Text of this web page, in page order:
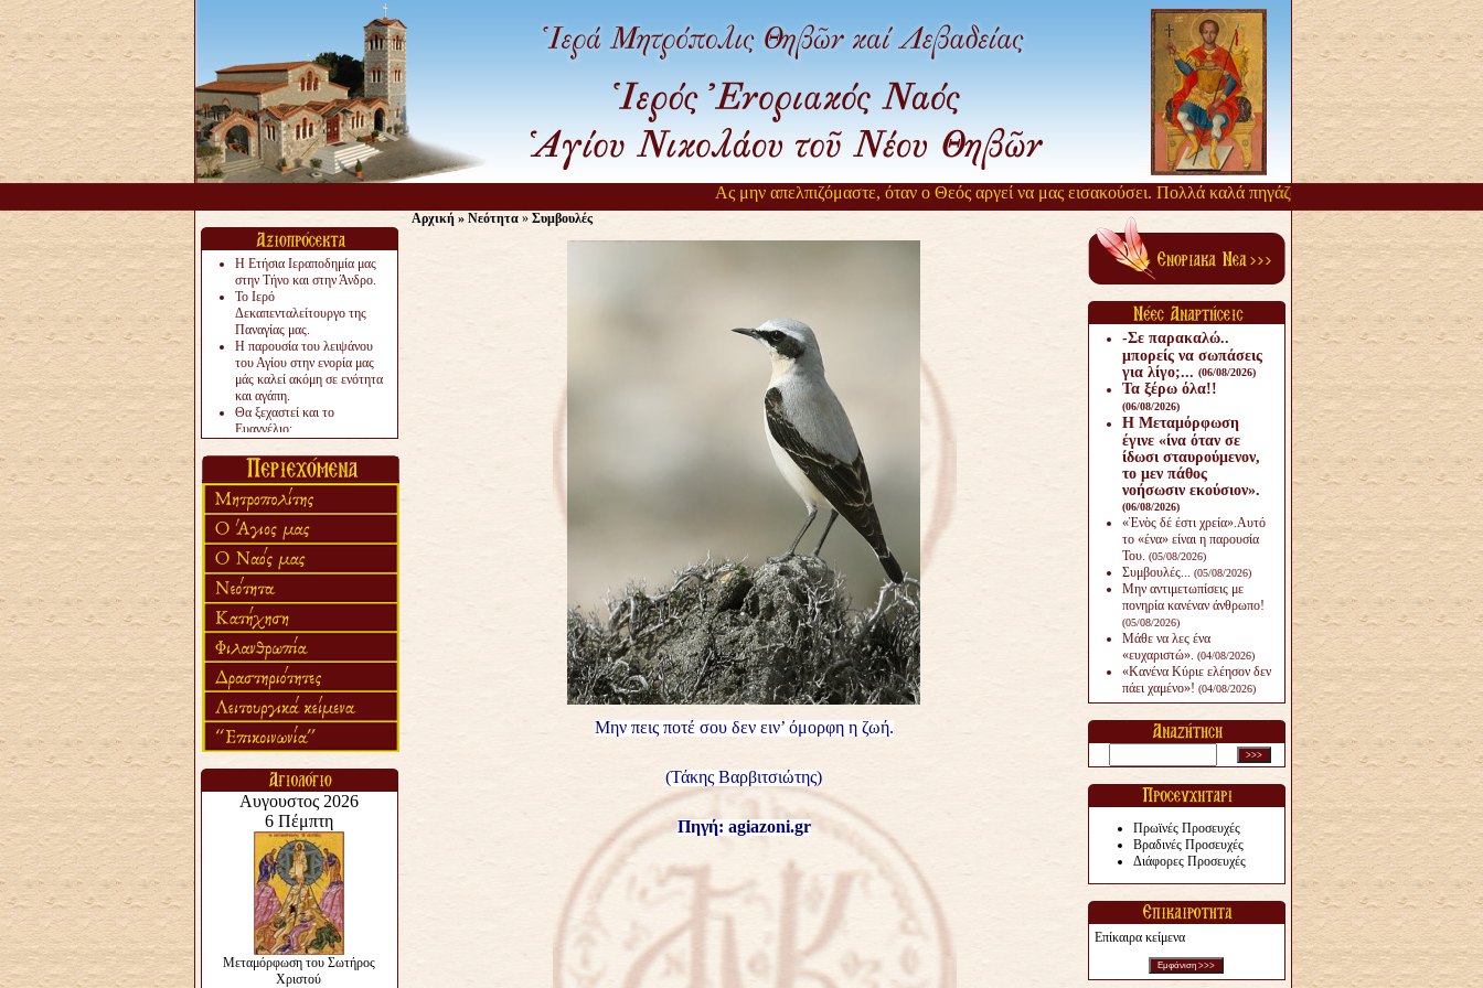
Ας μην απελπιζόμαστε, όταν ο Θεός αργεί να μας εισακούσει. Πολλά καλά πηγάζουν, από την αργοπορία αυτή.
Η Ετήσια Ιεραποδημία μας
στην Τήνο και στην Άνδρο.
Το Ιερό
Δεκαπενταλείτουργο της
Παναγίας μας.
Η παρουσία του λειψάνου
του Αγίου στην ενορία μας
μάς καλεί ακόμη σε ενότητα
και αγάπη.
Θα ξεχαστεί και το
Ευαγγέλιο;
«πολύ αργά».
Ζητείται....
Αρχική» Νεότητα» Συμβουλές
Μην πεις ποτέ σου δεν ειν’ όμορφη η ζωή.
(Τάκης Βαρβιτσιώτης)
Πηγή: agiazoni.gr
-Σε παρακαλώ..
μπορείς να σωπάσεις
για λίγο;... (06/08/2026)
Τα ξέρω όλα!!
(06/08/2026)
Η Μεταμόρφωση
έγινε «ίνα όταν σε
ίδωσι σταυρούμενον,
το μεν πάθος
νοήσωσιν εκούσιον».
(06/08/2026)
«Ἑνὸς δέ ἐστι χρεία».Αυτό
το «ένα» είναι η παρουσία
Του. (05/08/2026)
Συμβουλές... (05/08/2026)
Μην αντιμετωπίσεις με
πονηρία κανέναν άνθρω­πο!
(05/08/2026)
Μάθε να λες ένα
«ευχαριστώ». (04/08/2026)
«Κανένα Κύριε ελέησον δεν
πάει χαμένο»! (04/08/2026)
Πρωϊνές Προσευχές
Βραδινές Προσευχές
Διάφορες Προσευχές
Επίκαιρα κείμενα